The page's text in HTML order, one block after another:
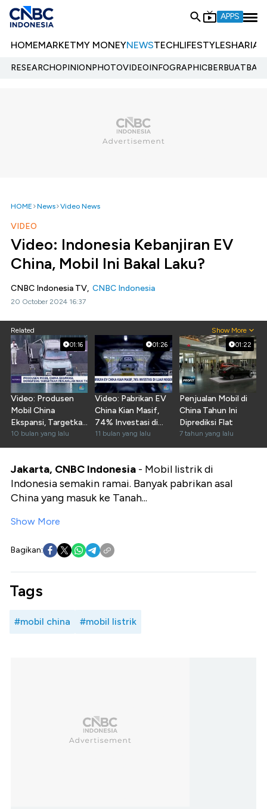
APPS
HOMEMARKETMY MONEYNEWSTECHLIFESTYLESHARIA
RESEARCHOPINIONPHOTOVIDEOINFOGRAPHIC
HOME News Video News
VIDEO
Video: Indonesia Kebanjiran EV
China, Mobil Ini Bakal Laku?
CNBC Indonesia TV, CNBC Indonesia
20 October 2024 16:37
Related Show More
01:16
Video: Produsen
Mobil China
Ekspansi, Targetkan
Penjualan 3 Kali
Lipat
10 bulan yang lalu
01:26
Video: Pabrikan EV
China Kian Masif,
74% Investasi di
Luar Negeri
11 bulan yang lalu
01:22
Penjualan Mobil di
China Tahun Ini
Diprediksi Flat
7 tahun yang lalu
Jakarta, CNBC Indonesia - Mobil listrik di
Indonesia semakin ramai. Banyak pabrikan asal
China yang masuk ke Tanah...
Show More
Bagikan:
Tags
#mobil china #mobil listrik